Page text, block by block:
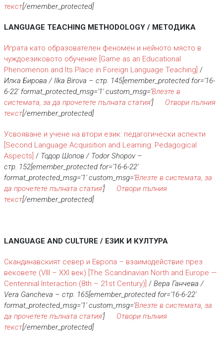
текст[/emember_protected]
LANGUAGE TEACHING METHODOLOGY / МЕТОДИКА
Играта като образователен феномен и нейното място в
чуждоезиковото обучение [Game as an Educational
Phenomenon and Its Place in Foreign Language Teaching] /
Илка Бирова / Ilka Birova – стр. 145[emember_protected for='16-
6-22' format_protected_msg='1' custom_msg='Влезте в
системата, за да прочетете пълната статия']
Отвори пълния
текст[/emember_protected]
Усвояване и учене на втори език: педагогически аспекти
[Second Language Acquisition and Learning: Pedagogical
Aspects] / Тодор Шопов / Todor Shopov–
стр. 152[emember_protected for='16-6-22'
format_protected_msg='1' custom_msg='Влезте в системата, за
да прочетете пълната статия']
Отвори пълния
текст[/emember_protected]
LANGUAGE AND CULTURE / ЕЗИК И КУЛТУРА
Скандинавският север и Европа – взаимодействие през
вековете (VIII – XXI век) [The Scandinavian North and Europe —
Centennial Interaction (8th – 21st Century)] / Вера Ганчева /
Vera Gancheva – стр. 165[emember_protected for='16-6-22'
format_protected_msg='1' custom_msg='Влезте в системата, за
да прочетете пълната статия']
Отвори пълния
текст[/emember_protected]